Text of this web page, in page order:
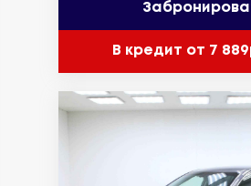
В кредит от 7